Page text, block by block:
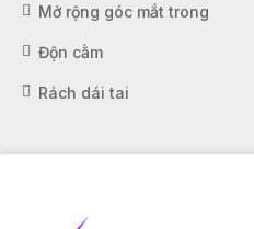
Mở rộng góc mắt trong
Độn cằm
Rách dái tai